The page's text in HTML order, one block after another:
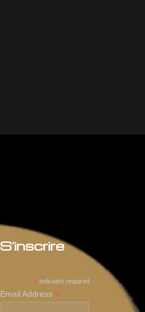
S'inscrire
* indicates required
Email Address *